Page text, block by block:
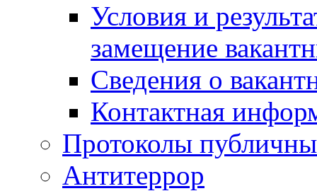
Условия и
замещение
Сведения о
Контактная
Протоколы
Антитеррор